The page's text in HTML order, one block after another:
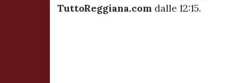
TuttoReggiana.com dalle 12:15.